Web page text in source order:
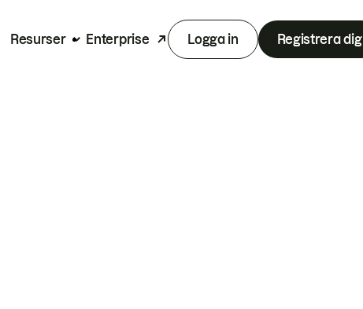
Resurser Enterprise Logga in Registrera dig